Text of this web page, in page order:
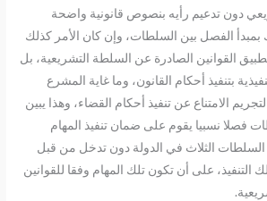
دون تدعيم رأيه بنصوص قانونية واضحة
الفصل بين السلطات، وإن كان الأمر كذلك
القوانين الصادرة عن السلطة التشريعية، بل
بتنفيذ أحكام القانون، وما غاية المشرع
الامتناع عن تنفيذ أحكام القضاء، وهذا يبين
فصلا نسبيا يقوم على ضمان تنفيذ المهام
الثلاث في الدولة دون تدخل من قبل
على أن تكون تلك المهام وفقا للقوانين